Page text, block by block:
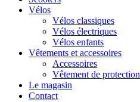
Vélos
Vélos classiques
Vélos électriques
Vélos enfants
Vêtements et accessoires
Accessoires
Vêtement de protection
Le magasin
Contact